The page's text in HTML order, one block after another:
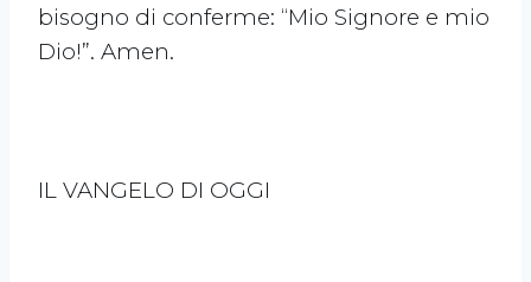
bisogno di conferme: “Mio Signore e mio
Dio!”. Amen.
IL VANGELO DI OGGI